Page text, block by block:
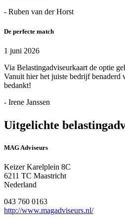
- Ruben van der Horst
De perfecte match
1 juni 2026
Via Belastingadviseurkaart de optie
Vanuit hier het juiste bedrijf
bedankt!
- Irene Janssen
Uitgelichte
MAG Adviseurs
Keizer Karelplein 8C
6211 TC Maastricht
Nederland
043 760 0163
http://www.magadviseurs.nl/